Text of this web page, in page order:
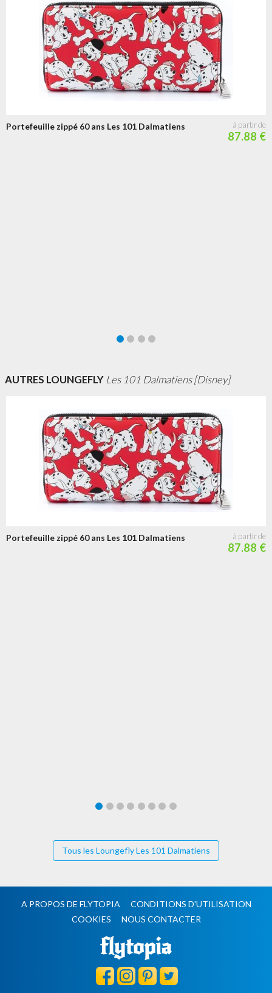
Portefeuille zippé 60 ans Les 101 Dalmatiens
87.88 €
AUTRES LOUNGEFLY Les 101 Dalmatiens [Disney]
Portefeuille zippé 60 ans Les 101 Dalmatiens
87.88 €
Tous les Loungefly Les 101 Dalmatiens
A PROPOS DE FLYTOPIA
CONDITIONS D'UTILISATION
COOKIES
NOUS CONTACTER